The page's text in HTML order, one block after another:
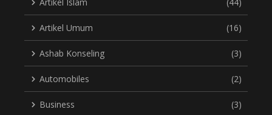
Artikel Umum (16)
Ashab Konseling (3)
Automobiles (2)
Business (3)